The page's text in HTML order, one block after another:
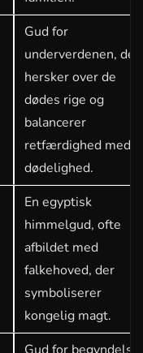
Gud for
underverdenen, der
hersker over de
dødes rige og
balancerer
retfærdighed med
dødelighed.
En egyptisk
himmelgud, ofte
afbildet med
falkehoved, der
symboliserer
kongelig magt.